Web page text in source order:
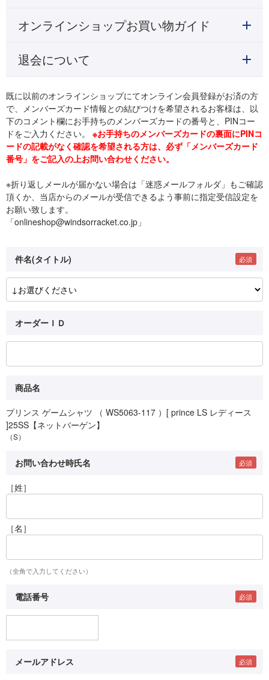
オンラインショップお買い物ガイド
退会について
既に以前のオンラインショップにてオンライン会員登録がお済の方
で、メンバーズカード情報との結びつけを希望されるお客様は、以
下のコメント欄にお手持ちのメンバーズカードの番号と、PINコー
ドをご入力ください。 ※お手持ちのメンバーズカードの裏面にPINコ
ードの記載がなく確認を希望される方は、必ず「メンバーズカード
番号」をご記入の上お問い合わせください。
※折り返しメールが届かない場合は「迷惑メールフォルダ」もご確認
頂くか、当店からのメールが受信できるよう事前に指定受信設定を
お願い致します。
「onlineshop@windsorracket.co.jp」
件名(タイトル)
オーダーＩＤ
商品名
プリンス ゲームシャツ （ WS5063-117 ）[ prince LS レディース
]25SS【ネットバーゲン】
（S）
お問い合わせ時氏名
［姓］
［名］
（全角で入力してください）
電話番号
メールアドレス